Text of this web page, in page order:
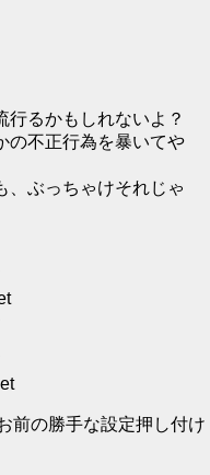
行るかもしれないよ？
の不正行為を暴いてや
、ぶっちゃけそれじゃ
前の勝手な設定押し付け